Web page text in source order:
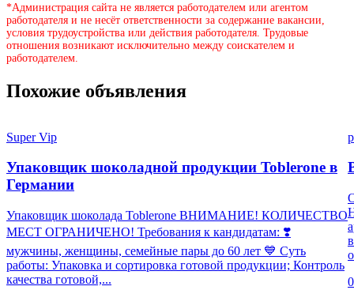
*Администрация сайта не является работодателем или агентом
работодателя и не несёт ответственности за содержание вакансии,
условия трудоустройства или действия работодателя. Трудовые
отношения возникают исключительно между соискателем и
работодателем.
Похожие объявления
Super Vip
Упаковщик шоколадной продукции Toblerone в
Германии
Упаковщик шоколада Toblerone ВНИМАНИЕ! КОЛИЧЕСТВО
МЕСТ ОГРАНИЧЕНО! Требования к кандидатам: ❣️
мужчины, женщины, семейные пары до 60 лет 💙 Суть
работы: Упаковка и сортировка готовой продукции; Контроль
качества готовой,...